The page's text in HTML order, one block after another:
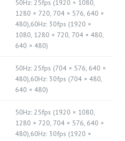
50Hz: 25fps (1920 × 1080,
1280 × 720, 704 × 576, 640 ×
480),60Hz: 30fps (1920 ×
1080, 1280 × 720, 704 × 480,
640 × 480)
50Hz: 25fps (704 × 576, 640 ×
480),60Hz: 30fps (704 × 480,
640 × 480)
50Hz: 25fps (1920 × 1080,
1280 × 720, 704 × 576, 640 ×
480),60Hz: 30fps (1920 ×